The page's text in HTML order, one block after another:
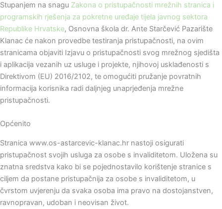
Stupanjem na snagu Zakona o pristupačnosti mrežnih stranica i
programskih rješenja za pokretne uređaje tijela javnog sektora
Republike Hrvatske, Osnovna škola dr. Ante Starčević Pazarište
Klanac će nakon provedbe testiranja pristupačnosti, na ovim
stranicama objaviti Izjavu o pristupačnosti svog mrežnog sjedišta
i aplikacija vezanih uz usluge i projekte, njihovoj usklađenosti s
Direktivom (EU) 2016/2102, te omogućiti pružanje povratnih
informacija korisnika radi daljnjeg unaprjeđenja mrežne
pristupačnosti.
Općenito
Stranica www.os-astarcevic-klanac.hr nastoji osigurati
pristupačnost svojih usluga za osobe s invaliditetom. Uložena su
znatna sredstva kako bi se pojednostavilo korištenje stranice s
ciljem da postane pristupačnija za osobe s invaliditetom, u
čvrstom uvjerenju da svaka osoba ima pravo na dostojanstven,
ravnopravan, udoban i neovisan život.